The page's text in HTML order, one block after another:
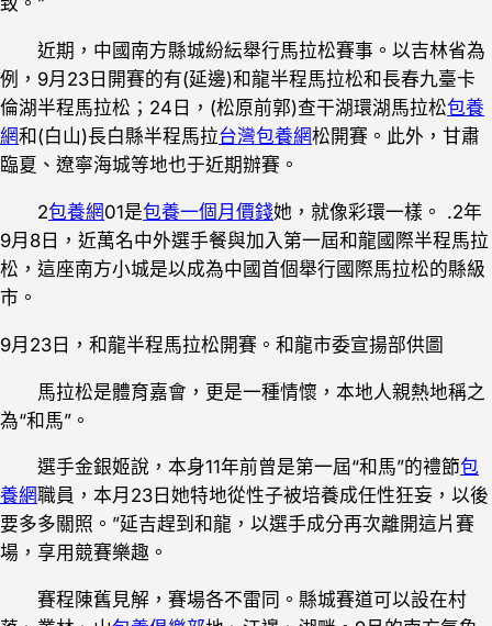
近期，中國南方縣城紛紜舉行馬拉松賽事。以吉林省為
例，9月23日開賽的有(延邊)和龍半程馬拉松和長春九臺卡
倫湖半程馬拉松；24日，(松原前郭)查干湖環湖馬拉松包養
網和(白山)長白縣半程馬拉台灣包養網松開賽。此外，甘肅
臨夏、遼寧海城等地也于近期辦賽。
2包養網01是包養一個月價錢她，就像彩環一樣。 .2年
9月8日，近萬名中外選手餐與加入第一屆和龍國際半程馬拉
松，這座南方小城是以成為中國首個舉行國際馬拉松的縣級
市。
9月23日，和龍半程馬拉松開賽。和龍市委宣揚部供圖
馬拉松是體育嘉會，更是一種情懷，本地人親熱地稱之
為“和馬”。
選手金銀姬說，本身11年前曾是第一屆“和馬”的禮節包
養網職員，本月23日她特地從性子被培養成任性狂妄，以後
要多多關照。”延吉趕到和龍，以選手成分再次離開這片賽
場，享用競賽樂趣。
賽程陳舊見解，賽場各不雷同。縣城賽道可以設在村